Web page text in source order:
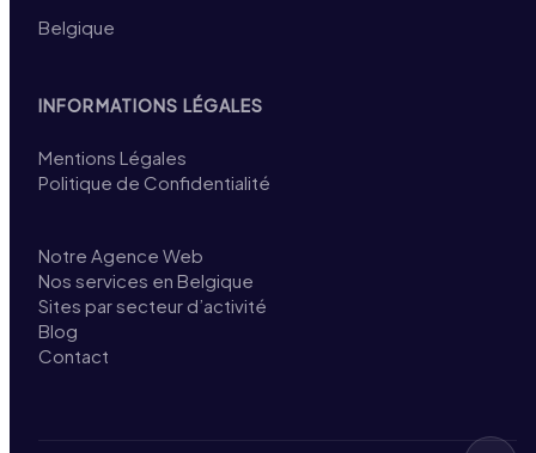
Belgique
INFORMATIONS LÉGALES
Mentions Légales
Politique de Confidentialité
Notre Agence Web
Nos services en Belgique
Sites par secteur d’activité
Blog
Contact